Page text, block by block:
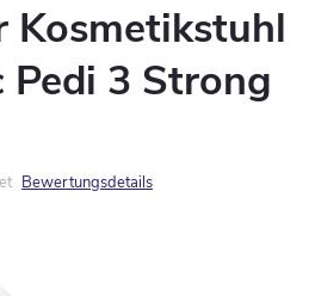
Kosmetikstuhl
Pedi 3 Strong
Bewertungsdetails